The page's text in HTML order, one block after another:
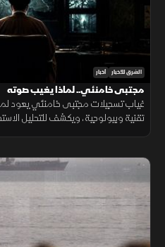
الشرق للأخبار أخبار
مجتبى خامنئي.. لماذا يغيب صوته
غياب تسجيلات مجتبى خامنئي يعود
تقنية وبيولوجية، ويكشف للتحليل